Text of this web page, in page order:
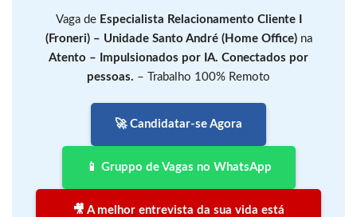
Vaga de Especialista Relacionamento Cliente I
(Froneri) – Unidade Santo André (Home Office) na
Atento – Impulsionados por IA. Conectados por
pessoas. – Trabalho 100% Remoto
🚀 Candidatar-se Agora
📱 Gruppo de Vagas no WhatsApp
🎥 A melhor entrevista da sua vida está